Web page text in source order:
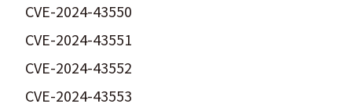
CVE-2024-43550
CVE-2024-43551
CVE-2024-43552
CVE-2024-43553